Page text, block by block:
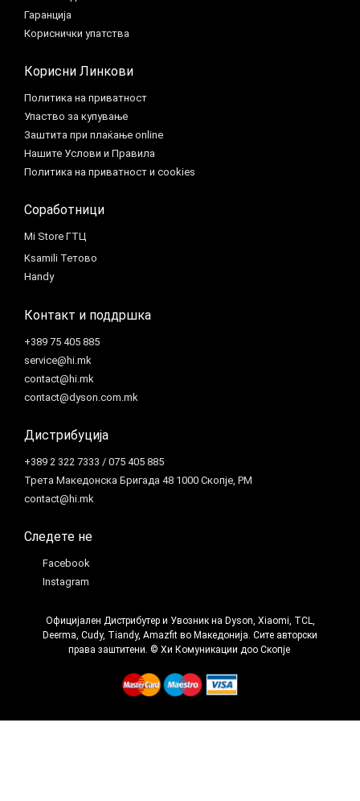
Гаранција
Кориснички упатства
Корисни Линкови
Политика на приватност
Упаство за купување
Заштита при плаќање online
Нашите Услови и Правила
Политика на приватност и cookies
Соработници
Mi Store ГТЦ
Ksamili Тетово
Handy
Контакт и поддршка
+389 75 405 885
service@hi.mk
contact@hi.mk
contact@dyson.com.mk
Дистрибуција
+389 2 322 7333 / 075 405 885
Трета Македонска Бригада 48 1000 Скопје, РМ
contact@hi.mk
Следете не
Facebook
Instagram
Официјален Дистрибутер и Увозник на Dyson, Xiaomi, TCL,
Deerma, Cudy, Tiandy, Amazfit во Македонија. Сите авторски
права заштитени. © Хи Комуникации доо Скопје